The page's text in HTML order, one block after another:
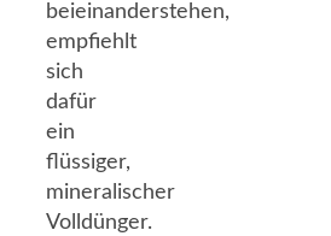
beieinanderstehen,
empfiehlt
sich
dafür
ein
flüssiger,
mineralischer
Volldünger.